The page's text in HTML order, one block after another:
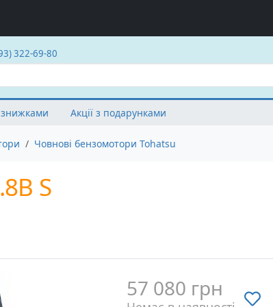
322-69-80
знижками Акції з подарунками
Човнові бензомотори Tohatsu
S
57 080 грн